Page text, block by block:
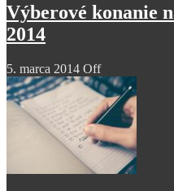
Výberové konanie
2014
5. marca 2014 Off